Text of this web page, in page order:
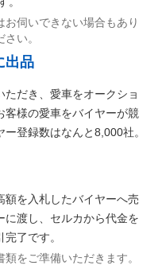
伺いできない場合もあり
い。
出品
ただき、愛車をオークショ
客様の愛車をバイヤーが競
ー登録数はなんと8,000社。
額を入札したバイヤーへ売
に渡し、セルカから代金を
了です。
をご準備いただきます。